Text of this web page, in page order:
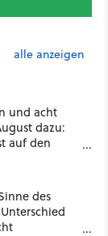
alle anzeigen
und acht
dazu:
auf den
des